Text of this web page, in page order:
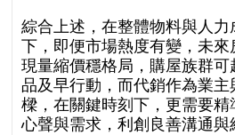
綜合上述，在整體物料與⼈
下，即便市場熱度有變，未
現量縮價穩格局，購屋族群
品及早⾏動，⽽代銷作為業
樑，在關鍵時刻下，更需要
⼼聲與需求，利創良善溝通與